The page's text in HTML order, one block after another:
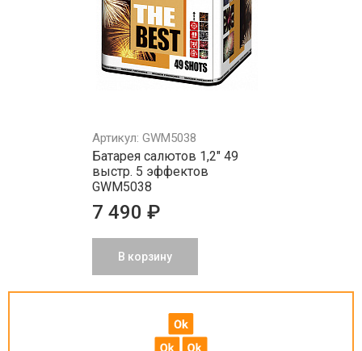
Артикул: GWM5038
Батарея салютов 1,2" 49
выстр. 5 эффектов
GWM5038
7 490 ₽
В корзину